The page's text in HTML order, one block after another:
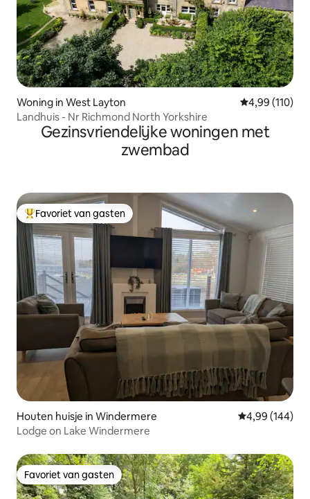
Woning in West Layton Gemiddelde
4,99 (110)
Landhuis - Nr Richmond North Yorkshire
Gezinsvriendelijke woningen met
zwembad
Topfavoriet van gasten
Favoriet van gasten
Houten huisje in Windermere Gemiddelde
4,99 (144)
Lodge on Lake Windermere
Favoriet van gasten
Favoriet van gasten